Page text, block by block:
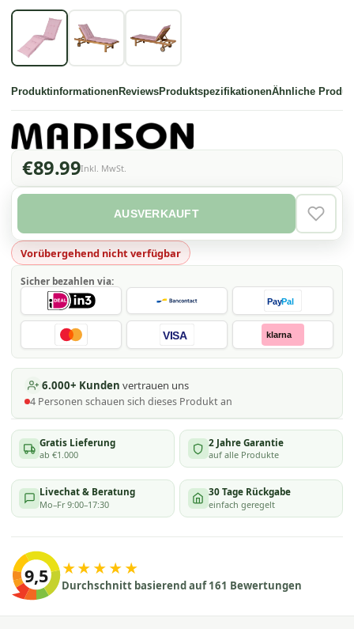
ProduktinformationenReviewsProduktspezifikationenÄhnliche
€89.99Inkl. MwSt.
Vorübergehend nicht verfügbar
AUSVERKAUFT
Sicher bezahlen via:
PayPal
VISA klarna
6.000+ Kunden vertrauen uns
4 Personen schauen sich dieses Produkt an
Gratis Lieferung
ab €1.000
2 Jahre Garantie
auf alle Produkte
Livechat & Beratung
Mo–Fr 9:00–17:30
30 Tage Rückgabe
einfach geregelt
9,5 ★★★★★
Durchschnitt basierend auf 161 Bewertungen